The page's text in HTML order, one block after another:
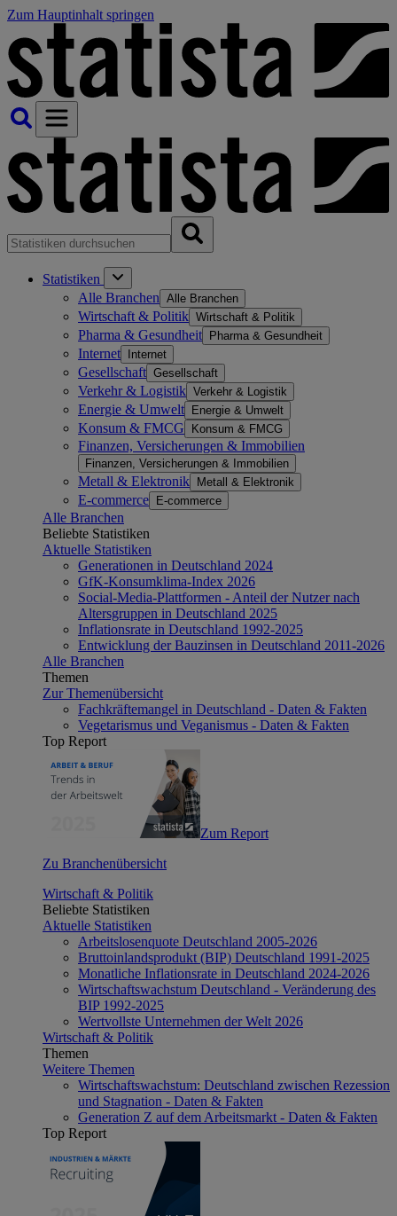
Zum Hauptinhalt springen
Statistiken
Alle Branchen Alle Branchen
Wirtschaft & Politik Wirtschaft & Politik
Pharma & Gesundheit Pharma & Gesundheit
Internet Internet
Gesellschaft Gesellschaft
Verkehr & Logistik Verkehr & Logistik
Energie & Umwelt Energie & Umwelt
Konsum & FMCG Konsum & FMCG
Finanzen, Versicherungen & Immobilien
Finanzen, Versicherungen & Immobilien
Metall & Elektronik Metall & Elektronik
E-commerce E-commerce
Alle Branchen
Beliebte Statistiken
Aktuelle Statistiken
Generationen in Deutschland 2024
GfK-Konsumklima-Index 2026
Social-Media-Plattformen - Anteil der Nutzer nach
Altersgruppen in Deutschland 2025
Inflationsrate in Deutschland 1992-2025
Entwicklung der Bauzinsen in Deutschland 2011-2026
Alle Branchen
Themen
Zur Themenübersicht
Fachkräftemangel in Deutschland - Daten & Fakten
Vegetarismus und Veganismus - Daten & Fakten
Top Report
Zum Report
Zu Branchenübersicht
Wirtschaft & Politik
Beliebte Statistiken
Aktuelle Statistiken
Arbeitslosenquote Deutschland 2005-2026
Bruttoinlandsprodukt (BIP) Deutschland 1991-2025
Monatliche Inflationsrate in Deutschland 2024-2026
Wirtschaftswachstum Deutschland - Veränderung des
BIP 1992-2025
Wertvollste Unternehmen der Welt 2026
Wirtschaft & Politik
Themen
Weitere Themen
Wirtschaftswachstum: Deutschland zwischen Rezession
und Stagnation - Daten & Fakten
Generation Z auf dem Arbeitsmarkt - Daten & Fakten
Top Report